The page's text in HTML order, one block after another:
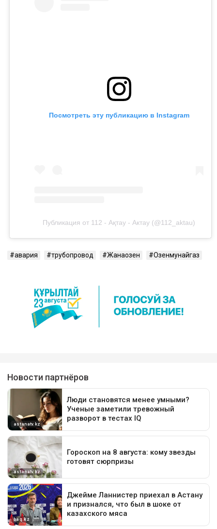
Посмотреть эту публикацию в Instagram
Публикация от 112 - Ақтау - Актау (@112_aktau)
авария трубопровод Жанаозен Озенмунайгаз